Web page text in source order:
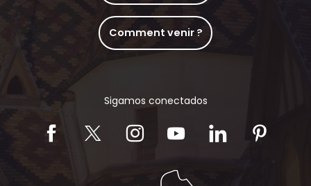
Comment venir ?
Sigamos conectados